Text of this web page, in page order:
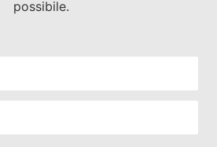
possibile.